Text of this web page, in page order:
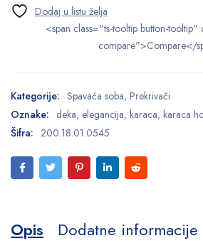
<span class="ts-tooltip button-
compare">Compare</
Kategorije: Spavaća soba, Prekrivači
Oznake: deka, elegancija, karaca, karaca
Šifra: 200.18.01.0545
Opis Dodatne informacije